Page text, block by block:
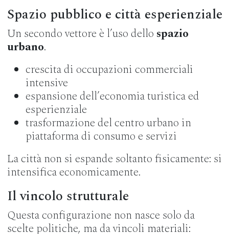
Spazio pubblico e città esperienziale
Un secondo vettore è l’uso dello spazio
urbano.
crescita di occupazioni commerciali
intensive
espansione dell’economia turistica ed
esperienziale
trasformazione del centro urbano in
piattaforma di consumo e servizi
La città non si espande soltanto fisicamente: si
intensifica economicamente.
Il vincolo strutturale
Questa configurazione non nasce solo da
scelte politiche, ma da vincoli materiali: